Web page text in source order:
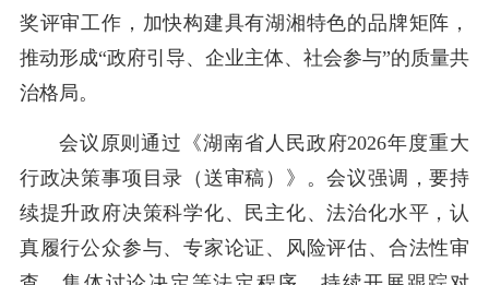
奖评审工作，加快构建具有湖湘特色的品牌矩阵，
推动形成“政府引导、企业主体、社会参与”的质量共
治格局。
会议原则通过 《湖南省人民政府2026年度重大
行政决策事项目录 （送审稿） 》 。会议强调，要持
续提升政府决策科学化、民主化、法治化水平，认
真履行公众参与、专家论证、风险评估、合法性审